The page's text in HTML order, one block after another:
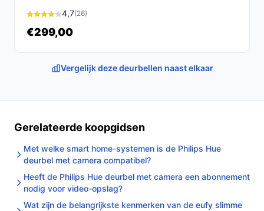
4,7(26)
€299,00
Vergelijk deze deurbellen naast elkaar
Gerelateerde koopgidsen
Met welke smart home-systemen is de Philips Hue
deurbel met camera compatibel?
Heeft de Philips Hue deurbel met camera een abonnement
nodig voor video-opslag?
Wat zijn de belangrijkste kenmerken van de eufy slimme